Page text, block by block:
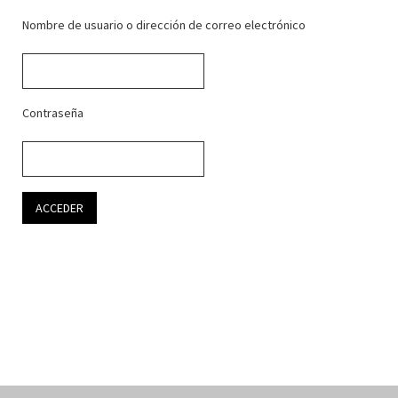
Nombre de usuario o dirección de correo electrónico
Contraseña